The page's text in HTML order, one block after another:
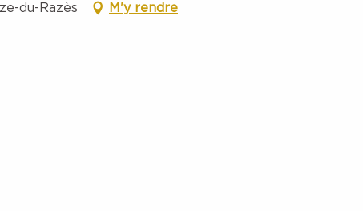
du-Razès M'y rendre